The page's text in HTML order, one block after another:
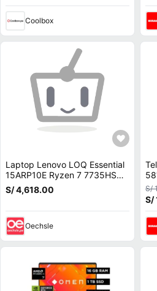
Coolbox
Laptop Lenovo LOQ Essential
15ARP10E Ryzen 7 7735HS
16GB RAM 512GB SSD RTX
4050 15.6 83S00000US
S/ 4,618.00
Oechsle
S/
S/